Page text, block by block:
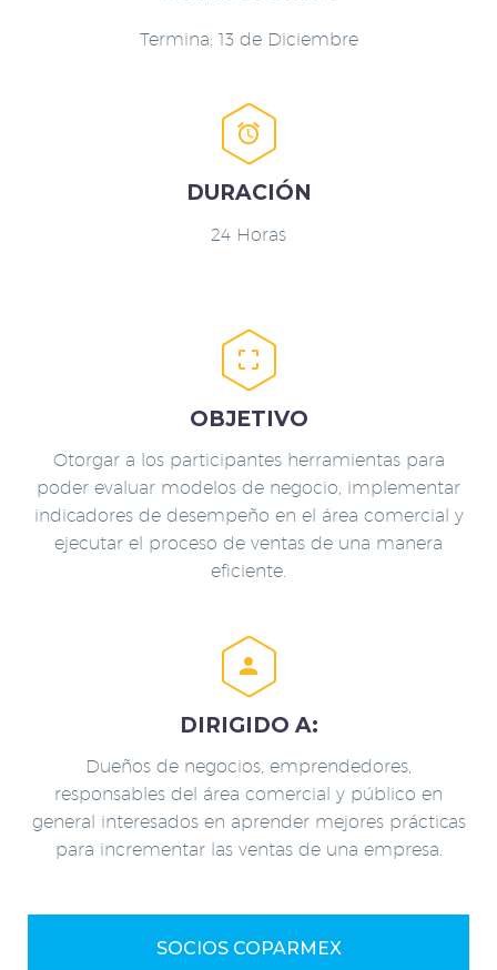
Termina: 13 de Diciembre


DURACIÓN
24 Horas


OBJETIVO
Otorgar a los participantes herramientas para
poder evaluar modelos de negocio, implementar
indicadores de desempeño en el área comercial y
ejecutar el proceso de ventas de una manera
eficiente.


DIRIGIDO A:
Dueños de negocios, emprendedores,
responsables del área comercial y público en
general interesados en aprender mejores prácticas
para incrementar las ventas de una empresa.
SOCIOS COPARMEX